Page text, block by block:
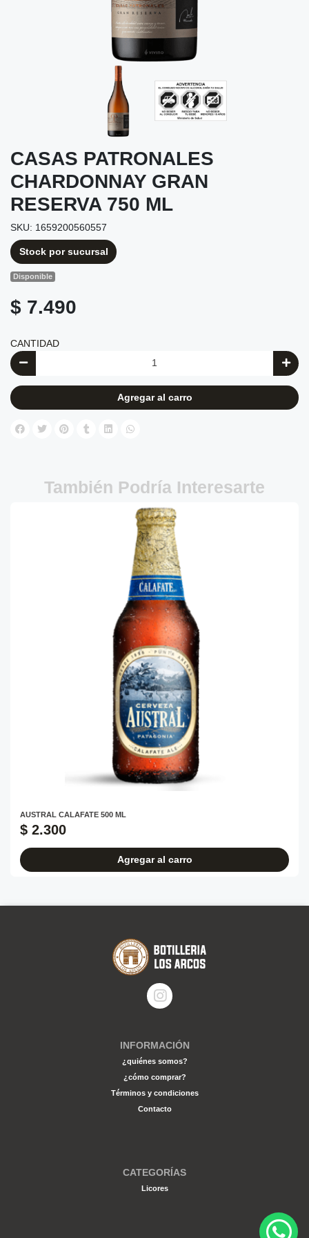
CASAS PATRONALES
CHARDONNAY GRAN
RESERVA 750 ML
SKU: 1659200560557
Stock por sucursal
Disponible
$ 7.490
CANTIDAD
Agregar al carro
También Podría Interesarte
AUSTRAL CALAFATE 500 ML
$ 2.300
Agregar al carro
INFORMACIÓN
¿quiénes somos?
¿cómo comprar?
Términos y condiciones
Contacto
CATEGORÍAS
Licores